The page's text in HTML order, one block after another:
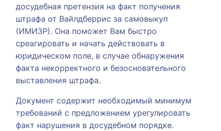
досудебная претензия на факт получения
штрафа от Вайлдберрис за самовыкуп
(ИМИЗР). Она поможет Вам быстро
среагировать и начать действовать в
юридическом поле, в случае обнаружения
факта некорректного и безосновательного
выставления штрафа.
Документ содержит необходимый минимум
требований с предложением урегулировать
факт нарушения в досудебном порядке.